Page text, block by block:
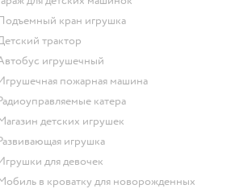
Подъемный кран игрушка
Детский трактор
Автобус игрушечный
Игрушечная пожарная машина
Радиоуправляемые катера
Магазин детских игрушек
Развивающая игрушка
Игрушки для девочек
Мобиль в кроватку для новорожденных